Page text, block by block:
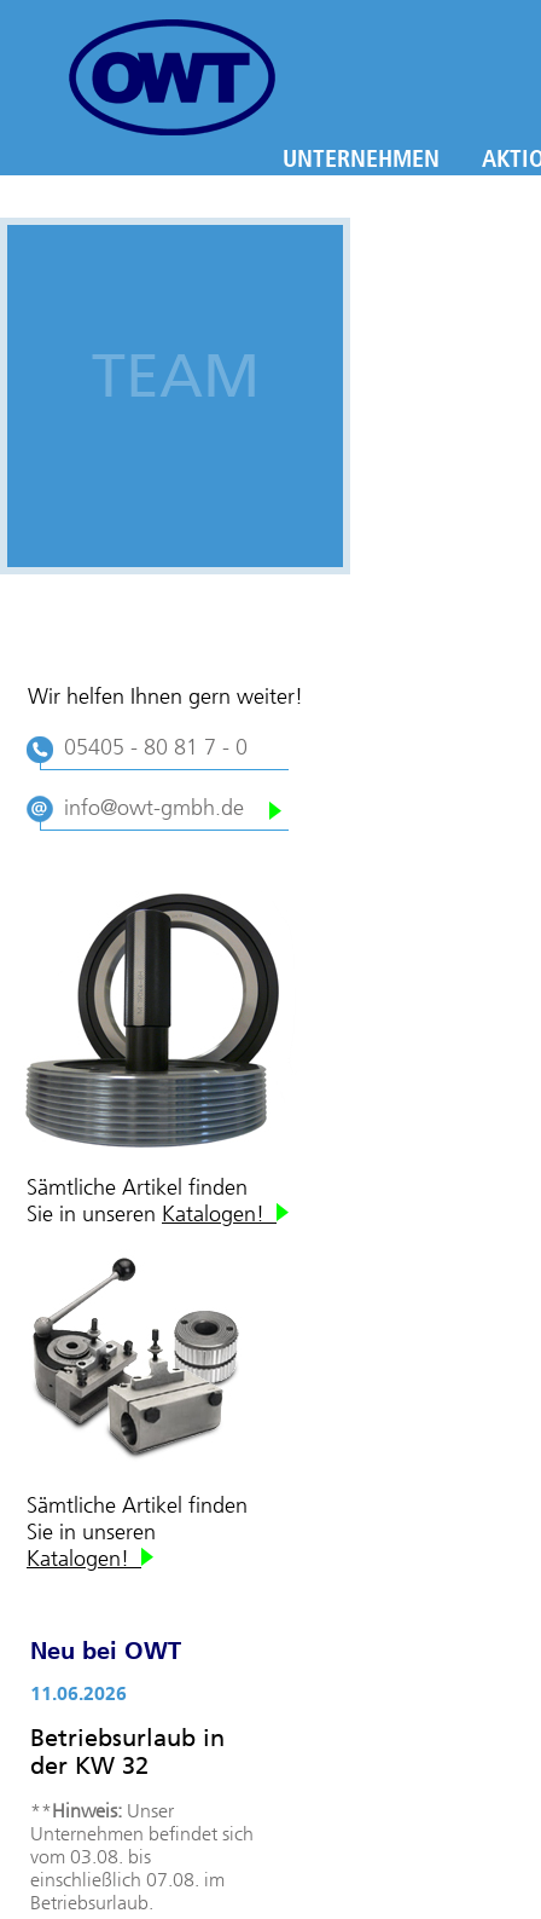
UNTERNEHMEN
TEAM
Wir helfen Ihnen gern weiter!
05405 - 80 81 7 - 0
info@owt-gmbh.de
Sämtliche Artikel finden
Sie in unseren Katalogen!
Sämtliche Artikel finden
Sie in unseren
Katalogen!
Neu bei OWT
11.06.2026
Betriebsurlaub in
der KW 32
**Hinweis: Unser
Unternehmen befindet sich
vom 03.08. bis
einschließlich 07.08. im
Betriebsurlaub.